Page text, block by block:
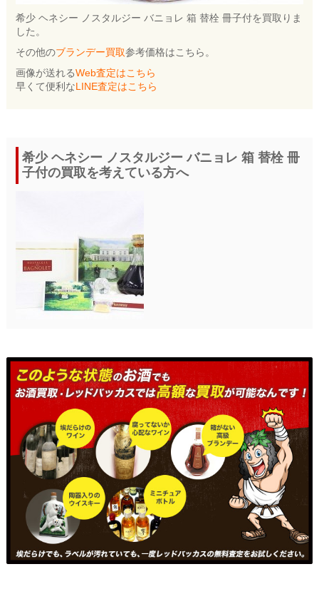
希少 ヘネシー ノスタルジー バニョレ 箱 替栓 冊子付を買取りま
した。
その他のブランデー買取参考価格はこちら。
画像が送れるWeb査定はこちら
早くて便利なLINE査定はこちら
希少 ヘネシー ノスタルジー バニョレ 箱 替栓 冊
子付の買取を考えている方へ